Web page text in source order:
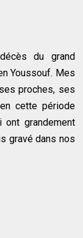
du grand
Youssouf. Mes
proches, ses
cette période
grandement
gravé dans nos